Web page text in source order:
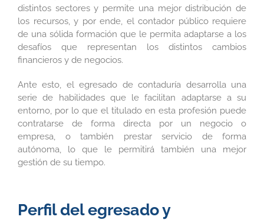
distintos sectores y permite una mejor distribución de
los recursos, y por ende, el contador público requiere
de una sólida formación que le permita adaptarse a los
desafíos que representan los distintos cambios
financieros y de negocios.
Ante esto, el egresado de contaduría desarrolla una
serie de habilidades que le facilitan adaptarse a su
entorno, por lo que el titulado en esta profesión puede
contratarse de forma directa por un negocio o
empresa, o también prestar servicio de forma
autónoma, lo que le permitirá también una mejor
gestión de su tiempo.
Perfil del egresado y